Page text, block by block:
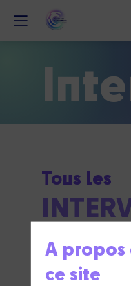
Tous les
A propos
ce site